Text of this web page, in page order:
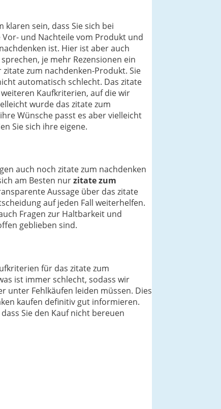
sein, dass Sie sich bei
Vor- und Nachteile vom Produkt und
ist. Hier ist aber auch
je mehr Rezensionen ein
zum nachdenken-Produkt. Sie
automatisch schlecht. Das zitate
Kaufkriterien, auf die wir
wurde das zitate zum
Wünsche passt es aber vielleicht
Sie sich ihre eigene.
auch noch zitate zum nachdenken
am Besten nurzitate zum
Aussage über das zitate
auf jeden Fall weiterhelfen.
Fragen zur Haltbarkeit und
geblieben sind.
für das zitate zum
ist immer schlecht, sodass wir
unter Fehlkäufen leiden müssen. Dies
kaufen definitiv gut informieren.
Sie den Kauf nicht bereuen